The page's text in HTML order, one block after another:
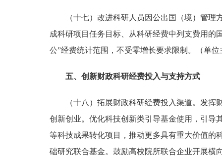
（十七）改进科研人员因公出国（境）管理
成科研项目任务目标、从科研经费中列支费用的
公”经费统计范围，不受零增长要求限制。
（单
五、创新财政科研经费投入与支持方式
（十八）拓展财政科研经费投入渠道。 发挥
创新创业。优化科技创新类引导基金使用，引导
等科技成果转化项目，推动更多具有重大价值的
础研究联合基金。鼓励高校院所联合企业开展横